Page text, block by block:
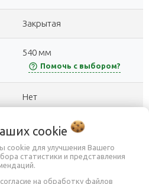
Закрытая
540 мм
help_outline Помочь с выбором?
Нет
с планетарной передачей
3
cookie
cookie для улучшения Вашего
статистики и представления
на обработку файлов